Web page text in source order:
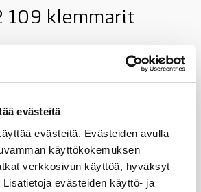
evästeitä
evästeitä. Evästeiden avulla
käyttökokemuksen
verkkosivun käyttöä, hyväksyt
evästeiden käyttö- ja
109 klemmarit
091 öljyputken
633 O-rengas
041 kuparitiiviste